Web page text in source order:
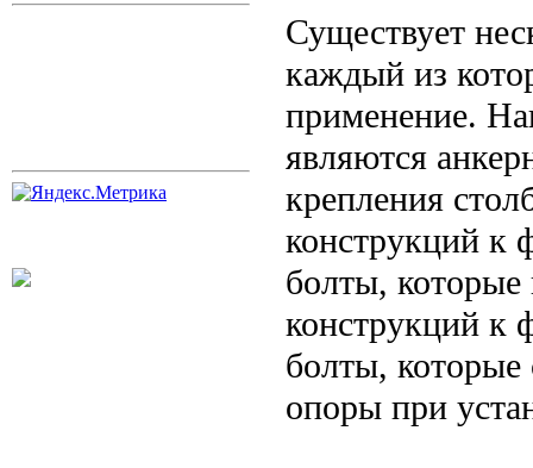
Существует
каждый из
применение.
являются
крепления
конструкций к
болты, которые
конструкций к
болты, которые
опоры при